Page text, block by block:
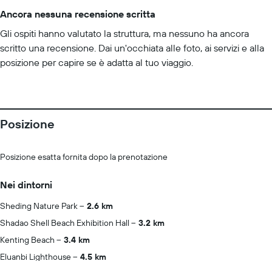
Ancora nessuna recensione scritta
Gli ospiti hanno valutato la struttura, ma nessuno ha ancora
scritto una recensione. Dai un'occhiata alle foto, ai servizi e alla
posizione per capire se è adatta al tuo viaggio.
Posizione
Posizione esatta fornita dopo la prenotazione
Nei dintorni
Sheding Nature Park
2.6 km
Shadao Shell Beach Exhibition Hall
3.2 km
Kenting Beach
3.4 km
Eluanbi Lighthouse
4.5 km